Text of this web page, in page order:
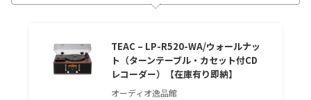
TEAC – LP-R520-WA/ウォールナッ
ト（ターンテーブル・カセット付CD
レコーダー）【在庫有り即納】
オーディオ逸品館